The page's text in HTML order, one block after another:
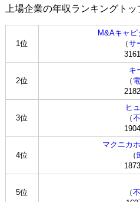
上場企業の年収ランキングト
1位
M&Aキャ
（サ
2位
キ
（
3位
ヒ
（
4位
マクニカ
（
5位
（